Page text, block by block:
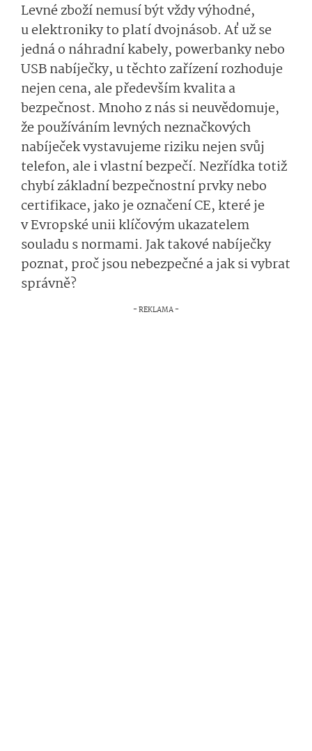
Levné zboží nemusí být vždy výhodné,
u elektroniky to platí dvojnásob. Ať už se
jedná o náhradní kabely, powerbanky nebo
USB nabíječky, u těchto zařízení rozhoduje
nejen cena, ale především kvalita a
bezpečnost. Mnoho z nás si neuvědomuje,
že používáním levných neznačkových
nabíječek vystavujeme riziku nejen svůj
telefon, ale i vlastní bezpečí. Nezřídka totiž
chybí základní bezpečnostní prvky nebo
certifikace, jako je označení CE, které je
v Evropské unii klíčovým ukazatelem
souladu s normami. Jak takové nabíječky
poznat, proč jsou nebezpečné a jak si vybrat
správně?